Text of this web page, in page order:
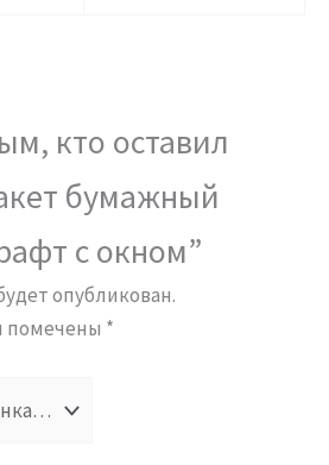
кто оставил
бумажный
с окном”
опубликован.
помечены *